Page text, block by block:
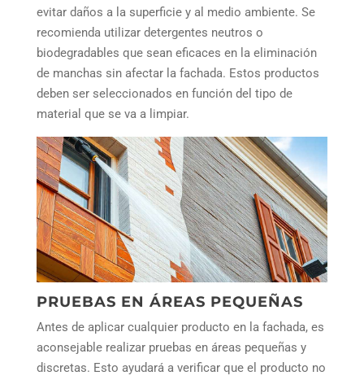
evitar daños a la superficie y al medio ambiente. Se
recomienda utilizar detergentes neutros o
biodegradables que sean eficaces en la eliminación
de manchas sin afectar la fachada. Estos productos
deben ser seleccionados en función del tipo de
material que se va a limpiar.
PRUEBAS EN ÁREAS PEQUEÑAS
Antes de aplicar cualquier producto en la fachada, es
aconsejable realizar pruebas en áreas pequeñas y
discretas. Esto ayudará a verificar que el producto no